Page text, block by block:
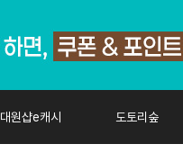
대원샵e캐시 도토리숲